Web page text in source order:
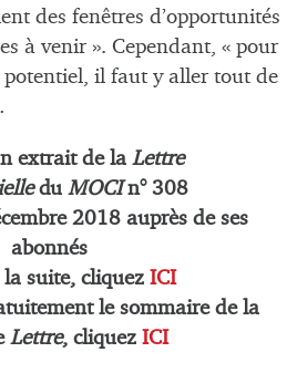
des fenêtres d’opportunités
à venir ». Cependant, « pour
potentiel, il faut y aller tout de
extrait de la Lettre
du MOCIn° 308
embre 2018 auprès de ses
abonnés
suite, cliquez ICI
le sommaire de la
Lettre, cliquez ICI